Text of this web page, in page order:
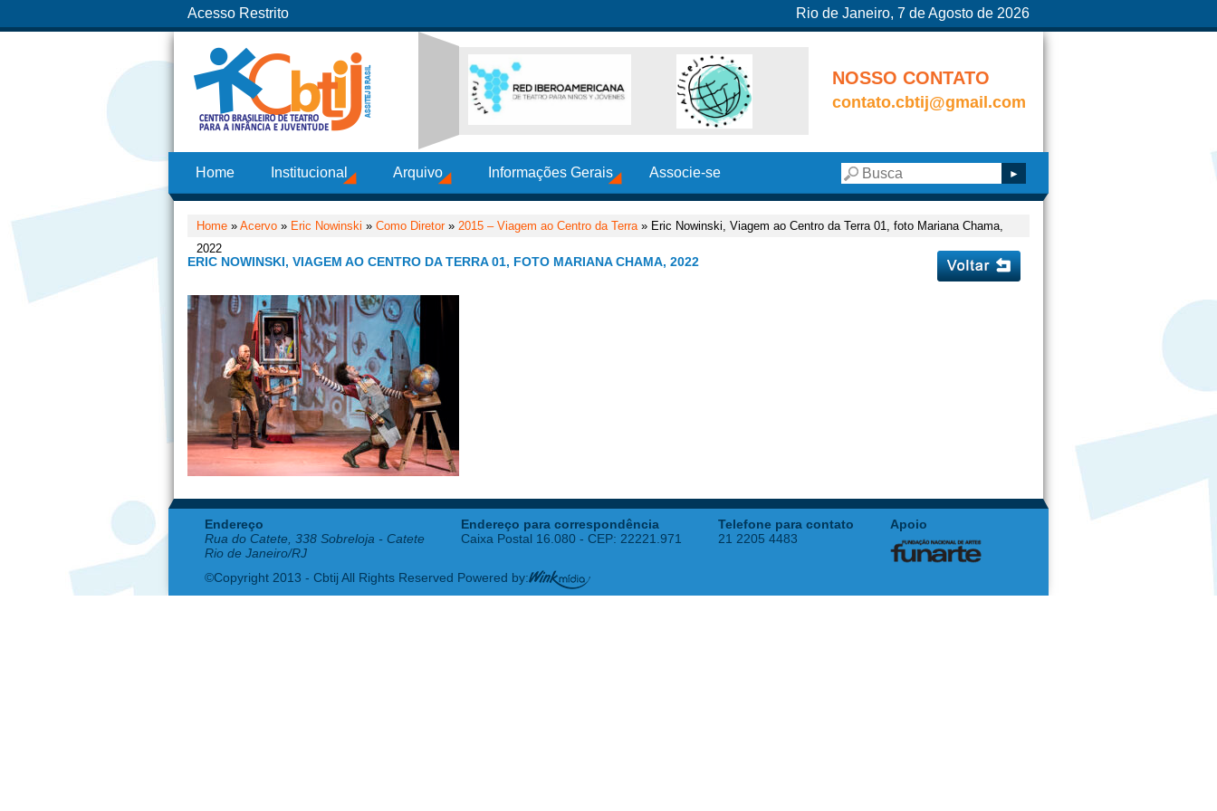
Acesso Restrito Rio de Janeiro, 7 de Agosto de 2026
NOSSO CONTATO
contato.cbtij@gmail.com
Home Institucional Arquivo Informações Gerais Associe-se
Home » Acervo » Eric Nowinski » Como Diretor» 2015 – Viagem ao Centro da Terra» Eric Nowinski, Viagem ao Centro da Terra 01, foto Mariana Chama,
2022
ERIC NOWINSKI, VIAGEM AO CENTRO DA TERRA 01, FOTO MARIANA CHAMA, 2022
Endereço
Rua do Catete, 338 Sobreloja - Catete
Rio de Janeiro/RJ
Endereço para correspondência
Caixa Postal 16.080 - CEP: 22221.971
Telefone para contato
21 2205 4483
Apoio
©Copyright 2013 - Cbtij All Rights Reserved Powered by: